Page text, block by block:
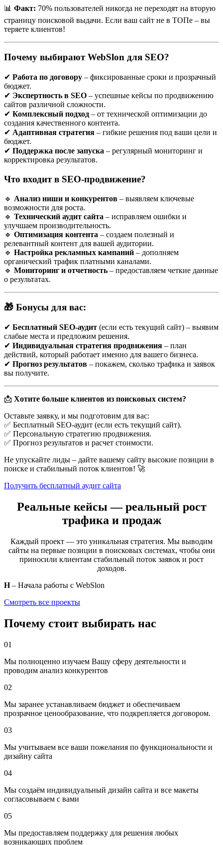
дому в Минске, какие каналы работают лучше всего, как
привлекать клиентов и не сливать бюджет.
🛠️ Почему мастеру на дому нужен сайт вообще?
Kufar или сарафанное радио?».
Разберёмся.
🎯 Сайт решает сразу несколько задач:
Доверие— люди охотнее заказывают услуги у того, у
кого есть сайт, а не у анонимного номера на доске
объявлений.
Презентация— можно красиво показать услуги: фото
Продажи 24/7— сайт работает, пока вы отдыхаете.
— люди ищут в Яндексе и Google:
«мастер на час Минск», «сборка мебели на дому»,
«электрик вызвать Минск»
ваши.
Отстройка от конкурентов
— большинство мастеров
ограничиваются объявлениями. Сайт выделяет вас.
💡 В Минске конкуренция в сфере бытовых услуг растёт, и
сайт — это уже не роскошь, а необходимость.
🔑 С чего начать продвижение сайта мастера в
Без этого никак. Нужно понять,что и как ищут клиенты
Примеры запросов:
мастер на час Минск
электрик на дом Минск цена
сантехник Минск круглосуточно
собрать шкаф Минск недорого
📌 Задача: собрать1000–2000 ключей, сгруппировать их по
услугам и страницам.
2.Создание правильной структуры сайта
Структура должна быть понятной и удобной:
Услуги
Сантехник
Ремонт квартир
Мастер на час
Цены
Наши работы (портфолио)
Контакты
💡 Для каждой услуги — отдельная страница с уникальным
3.
Ваш сайт должен «разговаривать» с клиентами.
список решаемых проблем,
цены,
👉 Чем больше полезного текста, тем выше шансы попасть в
ТОП.
4.Локальное продвижение
геопривязку
упоминать «Минск» и районы города;
📊 Факт: 70% пользователей никогда не переходят на вторую
страницу поисковой выдачи. Если ваш сайт не в ТОПе – вы
теряете клиентов!
Почему выбирают WebSlon для SEO?
✔ Работа по договору – фиксированные сроки и прозрачный
бюджет.
✔ Экспертность в SEO – успешные кейсы по продвижению
сайтов различной сложности.
✔ Комплексный подход – от технической оптимизации до
создания качественного контента.
✔ Адаптивная стратегия – гибкие решения под ваши цели и
бюджет.
✔ Поддержка после запуска – регулярный мониторинг и
корректировка результатов.
Что входит в SEO-продвижение?
🔹 Анализ ниши и конкурентов – выявляем ключевые
возможности для роста.
🔹 Технический аудит сайта – исправляем ошибки и
улучшаем производительность.
🔹 Оптимизация контента – создаем полезный и
релевантный контент для вашей аудитории.
🔹 Настройка рекламных кампаний – дополняем
органический трафик платными каналами.
🔹 Мониторинг и отчетность – предоставляем четкие данные
о результатах.
🎁 Бонусы для вас:
✔ Бесплатный SEO-аудит (если есть текущий сайт) – выявим
слабые места и предложим решения.
✔ Индивидуальная стратегия продвижения – план
действий, который работает именно для вашего бизнеса.
✔ Прогноз результатов – покажем, сколько трафика и заявок
вы получите.
📩 Хотите больше клиентов из поисковых систем?
Оставьте заявку, и мы подготовим для вас:
✅ Бесплатный SEO-аудит (если есть текущий сайт).
✅ Персональную стратегию продвижения.
✅ Прогноз результатов и расчет стоимости.
Не упускайте лиды – дайте вашему сайту высокие позиции в
поиске и стабильный поток клиентов! 🚀
Получить бесплатный аудит сайта
Реальные кейсы — реальный рост
трафика и продаж
Каждый проект — это уникальная стратегия. Мы выводим
сайты на первые позиции в поисковых системах, чтобы они
приносили клиентам стабильный поток заявок и рост
доходов.
Н– Начала работы с WebSlon
Смотреть все проекты
Почему стоит выбирать нас
01
Мы полноценно изучаем Вашу сферу деятельности и
проводим анализ конкурентов
02
Мы заранее устанавливаем бюджет и обеспечиваем
прозрачное ценообразование, что подкрепляется договором.
03
Мы учитываем все ваши пожелания по функциональности и
дизайну сайта
04
Мы создаём индивидуальный дизайн сайта и все макеты
согласовываем с вами
05
Мы предоставляем поддержку для решения любых
возникающих проблем